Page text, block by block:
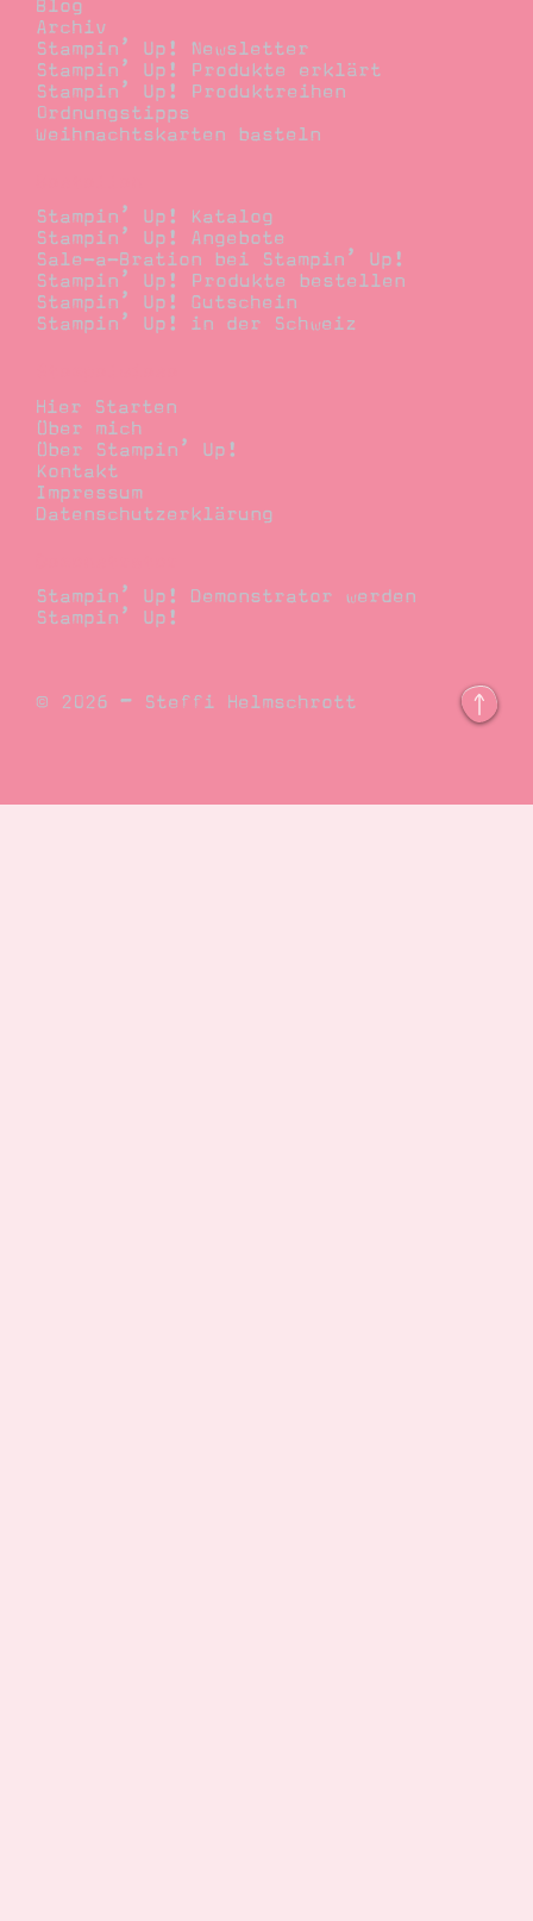
Blog
Archiv
Stampin’ Up! Newsletter
Stampin’ Up! Produkte erklärt
Stampin’ Up! Produktreihen
Ordnungstipps
Weihnachtskarten basteln
Stampin’ Up! Katalog
Stampin’ Up! Angebote
Sale-a-Bration bei Stampin’ Up!
Stampin’ Up! Produkte bestellen
Stampin’ Up! Gutschein
Stampin’ Up! in der Schweiz
Hier Starten
Über mich
Über Stampin’ Up!
Kontakt
Impressum
Datenschutzerklärung
Stampin’ Up! Demonstrator werden
Stampin’ Up!
© 2026 – Steffi Helmschrott